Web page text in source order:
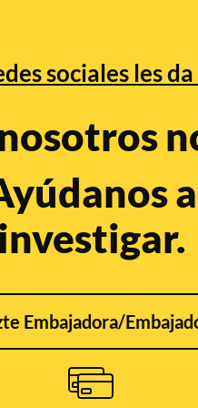
sociales les
a
investigar.
Embajadora/
sobre el
doctor